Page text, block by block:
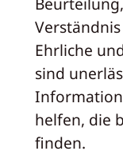
Ehrliche
sind
helfen, die
finden.